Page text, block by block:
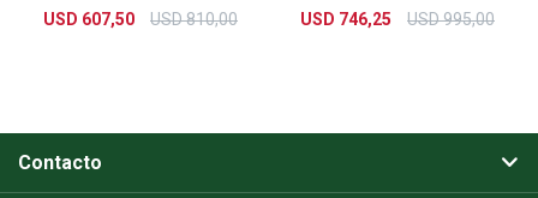
USD 607,50 USD810,00
USD 746,25 USD995,00
Contacto